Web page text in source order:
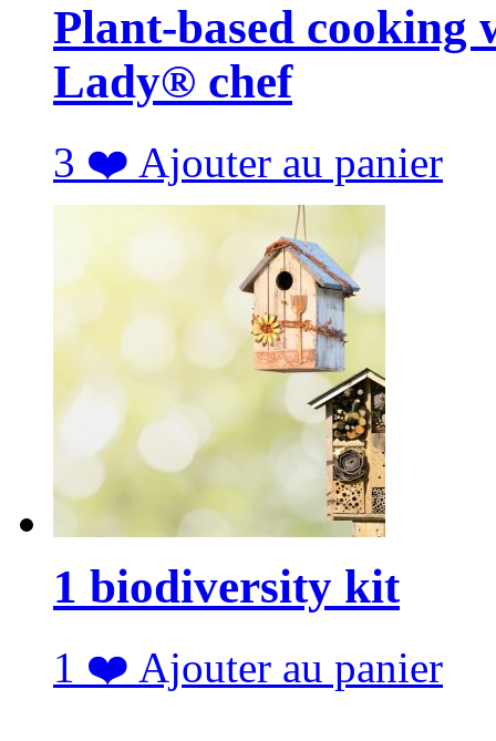
Plant-based
Lady® chef
3 ❤️ Ajouter au panier
1 biodiversity kit
1 ❤️ Ajouter au panier